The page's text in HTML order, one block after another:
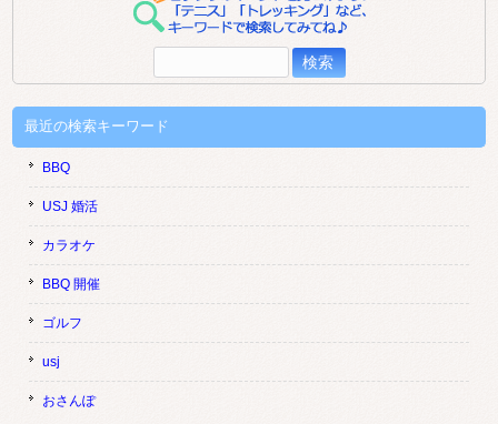
索:
最近の検索キーワード
BBQ
USJ 婚活
カラオケ
BBQ 開催
ゴルフ
usj
おさんぽ